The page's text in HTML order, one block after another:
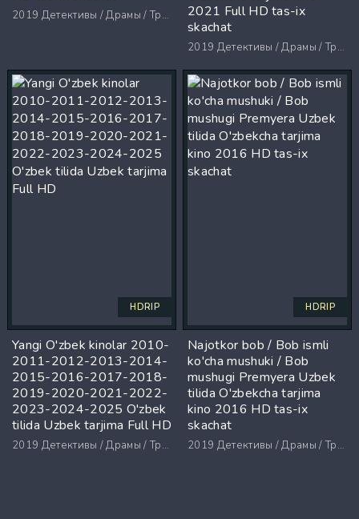
2019 Детективы / Драмы / Триллеры / Ужасы
2021 Full HD tas-ix
skachat
2019 Детективы / Драмы / Триллеры / Ужасы
HDRIP
Yangi O'zbek kinolar 2010-
2011-2012-2013-2014-
2015-2016-2017-2018-
2019-2020-2021-2022-
2023-2024-2025 O'zbek
tilida Uzbek tarjima Full HD
2019 Детективы / Драмы / Триллеры / Ужасы
HDRIP
Najotkor bob / Bob ismli
ko'cha mushuki / Bob
mushugi Premyera Uzbek
tilida O'zbekcha tarjima
kino 2016 HD tas-ix
skachat
2019 Детективы / Драмы / Триллеры / Ужасы